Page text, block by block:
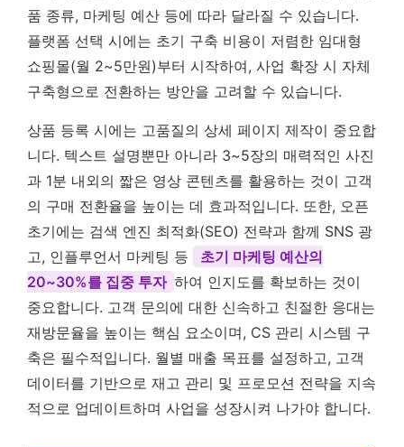
품 종류, 마케팅 예산 등에 따라 달라질 수 있습니다.
플랫폼 선택 시에는 초기 구축 비용이 저렴한 임대형
쇼핑몰(월 2~5만원)부터 시작하여, 사업 확장 시 자체
구축형으로 전환하는 방안을 고려할 수 있습니다.
상품 등록 시에는 고품질의 상세 페이지 제작이 중요합
니다. 텍스트 설명뿐만 아니라 3~5장의 매력적인 사진
과 1분 내외의 짧은 영상 콘텐츠를 활용하는 것이 고객
의 구매 전환율을 높이는 데 효과적입니다. 또한, 오픈
초기에는 검색 엔진 최적화(SEO) 전략과 함께 SNS 광
고, 인플루언서 마케팅 등
초기 마케팅 예산의
20~30%를 집중 투자 하여 인지도를 확보하는 것이
중요합니다. 고객 문의에 대한 신속하고 친절한 응대는
재방문율을 높이는 핵심 요소이며, CS 관리 시스템 구
축은 필수적입니다. 월별 매출 목표를 설정하고, 고객
데이터를 기반으로 재고 관리 및 프로모션 전략을 지속
적으로 업데이트하며 사업을 성장시켜 나가야 합니다.